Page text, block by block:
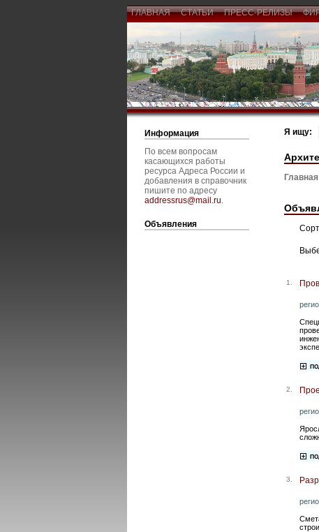
ГЛАВНАЯ СТАТЬИ ПРЕСС-РЕЛИЗЫ
Информация
По всем вопросам
касающихся работы
ресурса Адреса России и
добавления в справочник
пишите по адресу
addressrus@mail.ru.
Объявления
Я ищу:
1.
2.
3.